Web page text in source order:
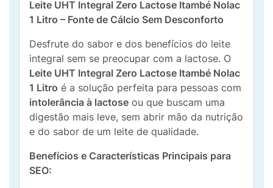
Leite UHT Integral Zero Lactose Itambé Nolac
1 Litro – Fonte de Cálcio Sem Desconforto
Desfrute do sabor e dos benefícios do leite
integral sem se preocupar com a lactose. O
Leite UHT Integral Zero Lactose Itambé Nolac
1 Litro é a solução perfeita para pessoas com
intolerância à lactose ou que buscam uma
digestão mais leve, sem abrir mão da nutrição
e do sabor de um leite de qualidade.
Benefícios e Características Principais para
SEO: